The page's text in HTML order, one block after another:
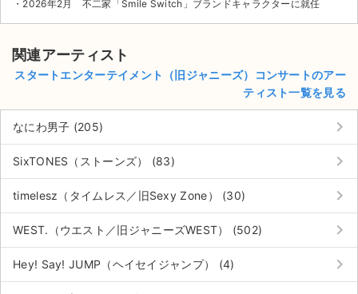
・2026年2月 不二家「Smile Switch」ブランドキャラクターに就任
関連アーティスト
スタートエンターテイメント（旧ジャニーズ）コンサートのアー
ティスト一覧を見る
なにわ男子 (205) keyboard_arrow_right
SixTONES（ストーンズ） (83) keyboard_arrow_right
timelesz（タイムレス／旧Sexy Zone） (30) keyboard_arrow_right
WEST.（ウエスト／旧ジャニーズWEST） (502) keyboard_arrow_right
Hey! Say! JUMP（ヘイセイジャンプ） (4) keyboard_arrow_right